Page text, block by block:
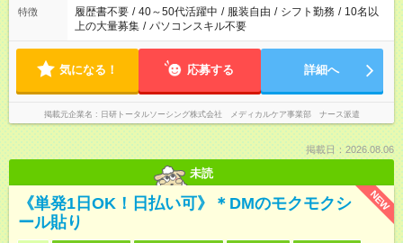
ません
特徴 履歴書不要 / 40～50代活躍中 / 服装自由 / シフト勤務 / 10名以
上の大量募集 / パソコンスキル不要
気になる！ 応募する 詳細へ
掲載元企業名 日研トータルソーシング株式会社 メディカルケア事業部 ナース派遣
掲載日：2026.08.06
未読
NEW
《単発1日OK！日払い可》＊DMのモクモクシ
ール貼り